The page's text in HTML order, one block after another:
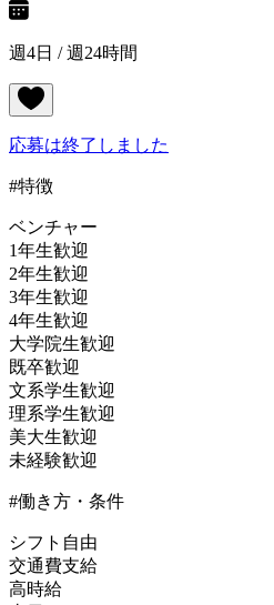
週4日 / 週24時間
応募は終了しました
#特徴
ベンチャー
1年生歓迎
2年生歓迎
3年生歓迎
4年生歓迎
大学院生歓迎
既卒歓迎
文系学生歓迎
理系学生歓迎
美大生歓迎
未経験歓迎
#働き方・条件
シフト自由
交通費支給
高時給